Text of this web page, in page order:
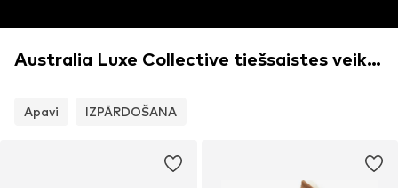
Australia Luxe Collective tiešsaistes veikals
Apavi IZPĀRDOŠANA